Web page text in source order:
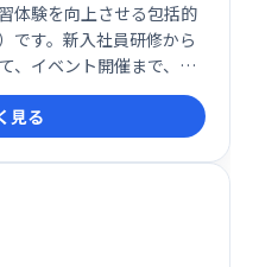
体験を向上させる包括的
です。新入社員研修から
、イベント開催まで、組
。ゲーミフィケーション
ゲージメントを高め、ダ
析で効果的な意思決定を
バイル対応、カスタムブ
スマートで効率的な職場
見る